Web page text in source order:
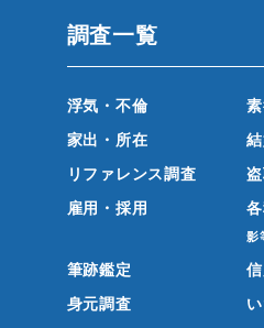
調査一覧
浮気・不倫
家出・所在
リファレンス調査
雇用・採用
影
筆跡鑑定
身元調査